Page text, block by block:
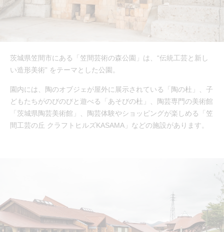
茨城県笠間市にある「笠間芸術の森公園」は、“伝統工芸と新し
い造形美術” をテーマとした公園。
園内には、陶のオブジェが屋外に展示されている「陶の杜」、子
どもたちがのびのびと遊べる「あそびの杜」、陶芸専門の美術館
「茨城県陶芸美術館」、陶芸体験やショッピングが楽しめる「笠
間工芸の丘 クラフトヒルズKASAMA」などの施設があります。